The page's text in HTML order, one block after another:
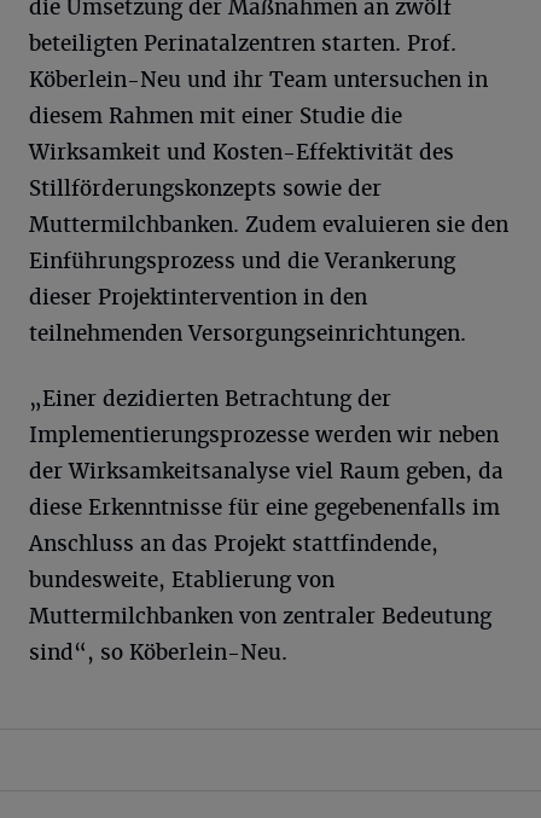
die Umsetzung der Maßnahmen an zwölf
beteiligten Perinatalzentren starten. Prof.
Köberlein-Neu und ihr Team untersuchen in
diesem Rahmen mit einer Studie die
Wirksamkeit und Kosten-Effektivität des
Stillförderungskonzepts sowie der
Muttermilchbanken. Zudem evaluieren sie den
Einführungsprozess und die Verankerung
dieser Projektintervention in den
teilnehmenden Versorgungseinrichtungen.
„Einer dezidierten Betrachtung der
Implementierungsprozesse werden wir neben
der Wirksamkeitsanalyse viel Raum geben, da
diese Erkenntnisse für eine gegebenenfalls im
Anschluss an das Projekt stattfindende,
bundesweite, Etablierung von
Muttermilchbanken von zentraler Bedeutung
sind“, so Köberlein-Neu.